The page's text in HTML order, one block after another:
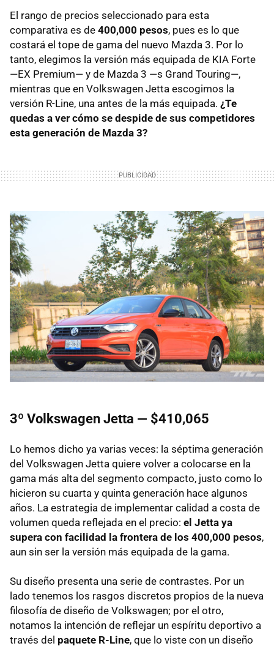
El rango de precios seleccionado para esta
comparativa es de 400,000 pesos, pues es lo que
costará el tope de gama del nuevo Mazda 3. Por lo
tanto, elegimos la versión más equipada de KIA Forte
—EX Premium— y de Mazda 3 —s Grand Touring—,
mientras que en Volkswagen Jetta escogimos la
versión R-Line, una antes de la más equipada. ¿Te
quedas a ver cómo se despide de sus competidores
esta generación de Mazda 3?
3º Volkswagen Jetta — $410,065
Lo hemos dicho ya varias veces: la séptima generación
del Volkswagen Jetta quiere volver a colocarse en la
gama más alta del segmento compacto, justo como lo
hicieron su cuarta y quinta generación hace algunos
años. La estrategia de implementar calidad a costa de
volumen queda reflejada en el precio: el Jetta ya
supera con facilidad la frontera de los 400,000 pesos,
aun sin ser la versión más equipada de la gama.
Su diseño presenta una serie de contrastes. Por un
lado tenemos los rasgos discretos propios de la nueva
filosofía de diseño de Volkswagen; por el otro,
notamos la intención de reflejar un espíritu deportivo a
través del paquete R-Line, que lo viste con un diseño